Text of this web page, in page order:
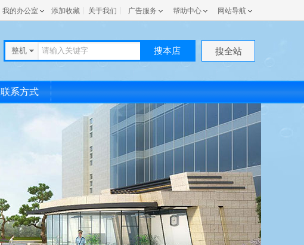
我的办公室 添加收藏 关于我们 广告服务 帮助中心 网站导航
整机 搜本店 搜全站
联系方式